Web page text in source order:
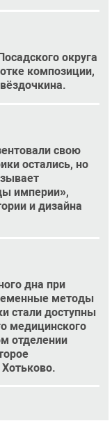
округа
композиции,
свою
остались, но
империи»,
и дизайна
дна при
методы
стали доступны
медицинского
отделении